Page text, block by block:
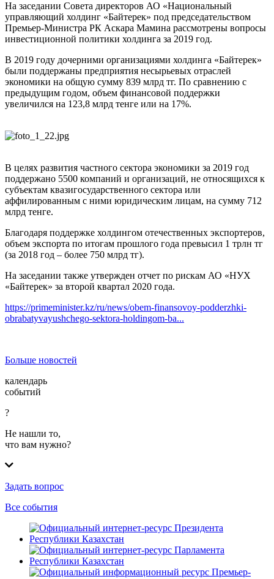
На заседании Совета директоров АО «Национальный
управляющий холдинг «Байтерек» под председательством
Премьер-Министра РК Аскара Мамина рассмотрены вопросы
инвестиционной политики холдинга за 2019 год.
В 2019 году дочерними организациями холдинга «Байтерек»
были поддержаны предприятия несырьевых отраслей
экономики на общую сумму 839 млрд тг. По сравнению с
предыдущим годом, объем финансовой поддержки
увеличился на 123,8 млрд тенге или на 17%.
В целях развития частного сектора экономики за 2019 год
поддержано 5500 компаний и организаций, не относящихся к
субъектам квазигосударственного сектора или
аффилированным с ними юридическим лицам, на сумму 712
млрд тенге.
Благодаря поддержке холдингом отечественных экспортеров,
объем экспорта по итогам прошлого года превысил 1 трлн тг
(за 2018 год – более 750 млрд тг).
На заседании также утвержден отчет по рискам АО «НУХ
«Байтерек» за второй квартал 2020 года.
https://primeminister.kz/ru/news/obem-finansovoy-podderzhki-
obrabatyvayushchego-sektora-holdingom-ba...
Больше новостей
календарь
событий
?
Не нашли то,
что вам нужно?
Задать вопрос
Все события